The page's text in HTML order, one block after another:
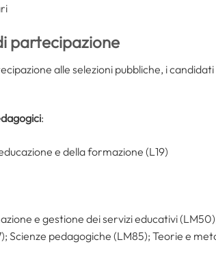
partecipazione
alle selezioni pubbliche, i
:
e della formazione (L19)
e gestione dei servizi educativi
Scienze pedagogiche (LM85); Teorie e